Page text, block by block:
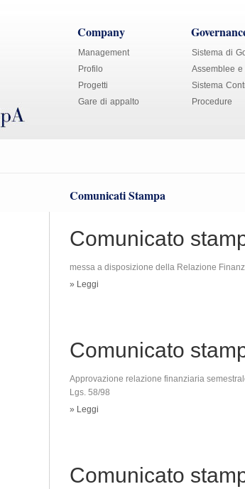
Company
Management
Profilo
Progetti
Gare di appalto
Sistema di
Assemblee e
Sistema
Procedure
Comunicati Stampa
Comunicato
messa a disposizione della Relazione
» Leggi
Comunicato
Approvazione relazione finanziaria
Lgs. 58/98
» Leggi
Comunicato